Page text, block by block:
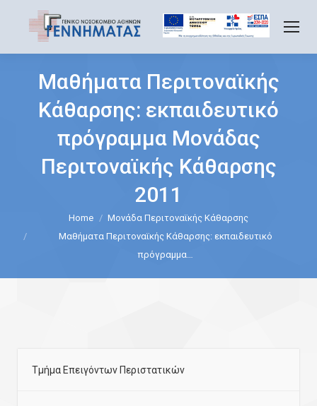
Μαθήματα Περιτοναϊκής
Κάθαρσης: εκπαιδευτικό
πρόγραμμα Μονάδας
Περιτοναϊκής Κάθαρσης
2011
You are here:Home
Μονάδα Περιτοναϊκής Κάθαρσης
Μαθήματα Περιτοναϊκής Κάθαρσης: εκπαιδευτικό
πρόγραμμα…
Τμήμα Επειγόντων Περιστατικών